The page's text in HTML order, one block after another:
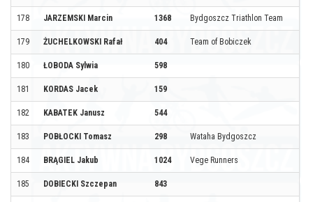
178 JARZEMSKI Marcin 1368 Bydgoszcz Triathlon Team
179 ŻUCHELKOWSKI Rafał 404 Team of Bobiczek
180 ŁOBODA Sylwia 598
181 KORDAS Jacek 159
182 KABATEK Janusz 544
183 POBŁOCKI Tomasz 298 Wataha Bydgoszcz
184 BRĄGIEL Jakub 1024 Vege Runners
185 DOBIECKI Szczepan 843